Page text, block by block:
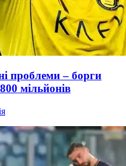
проблеми – борги
мільйонів